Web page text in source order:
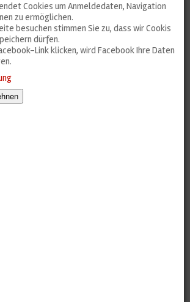
Cookies um Anmeldedaten, Navigation
zu ermöglichen.
besuchen stimmen Sie zu, dass wir Cookis
dürfen.
Link klicken, wird Facebook Ihre Daten